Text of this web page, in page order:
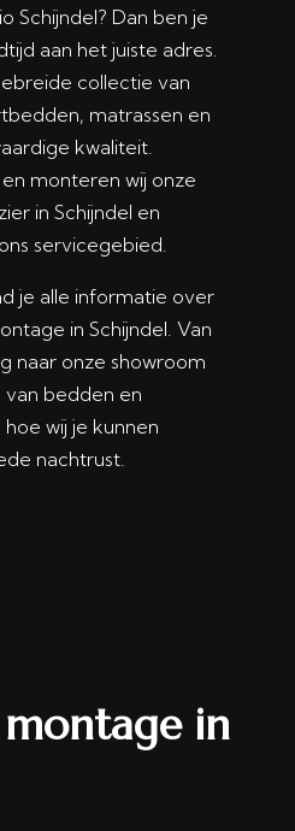
Schijndel? Dan ben je
aan het juiste adres.
collectie van
matrassen en
kwaliteit.
monteren wij onze
in Schijndel en
servicegebied.
je alle informatie over
in Schijndel. Van
naar onze showroom
bedden en
wij je kunnen
nachtrust.
in